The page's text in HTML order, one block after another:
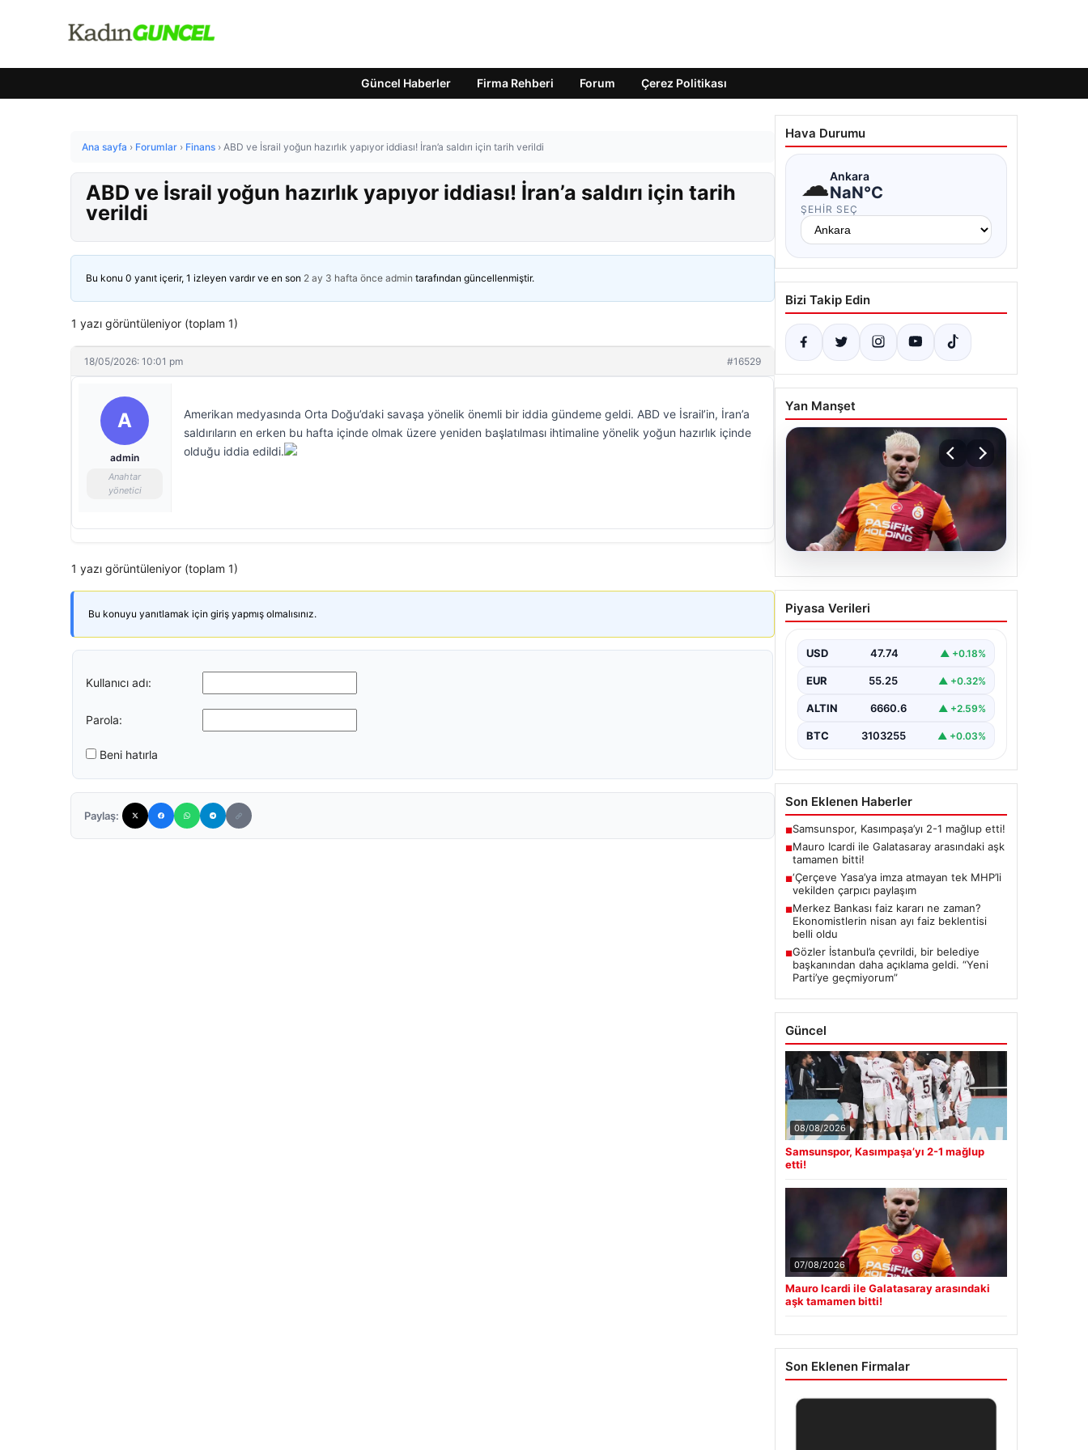
Güncel Haberler Firma Rehberi Forum Çerez Politikası
Ana sayfa › Forumlar › Finans › ABD ve İsrail yoğun hazırlık yapıyor iddiası! İran’a saldırı için tarih verildi
ABD ve İsrail yoğun hazırlık yapıyor iddiası! İran’a saldırı için tarih
verildi
Bu konu 0 yanıt içerir, 1 izleyen vardır ve en son 2 ay 3 hafta önce admin tarafından güncellenmiştir.
1 yazı görüntüleniyor (toplam 1)
18/05/2026: 10:01 pm #16529
A
admin
Anahtar
yönetici
Amerikan medyasında Orta Doğu’daki savaşa yönelik önemli bir iddia gündeme geldi. ABD ve İsrail’in, İran’a
saldırıların en erken bu hafta içinde olmak üzere yeniden başlatılması ihtimaline yönelik yoğun hazırlık içinde
olduğu iddia edildi.
1 yazı görüntüleniyor (toplam 1)
Bu konuyu yanıtlamak için giriş yapmış olmalısınız.
Kullanıcı adı:
Parola:
Beni hatırla
Paylaş:
Hava Durumu
☁Ankara
NaN°C
ŞEHIR SEÇ
Bizi Takip Edin
Yan Manşet
07.08.2026
Mauro Icardi ile
Galatasaray arasındaki
Piyasa Verileri
USD 47.74 ▲ +0.18%
EUR 55.25 ▲ +0.32%
ALTIN 6660.6 ▲ +2.59%
BTC 3103255 ▲ +0.03%
Son Eklenen Haberler
■Samsunspor, Kasımpaşa’yı 2-1 mağlup etti!
■Mauro Icardi ile Galatasaray arasındaki aşk
tamamen bitti!
■‘Çerçeve Yasa’ya imza atmayan tek MHP’li
vekilden çarpıcı paylaşım
■Merkez Bankası faiz kararı ne zaman?
Ekonomistlerin nisan ayı faiz beklentisi
belli oldu
■Gözler İstanbul’a çevrildi, bir belediye
başkanından daha açıklama geldi. “Yeni
Parti’ye geçmiyorum”
Güncel
08/08/2026
Samsunspor, Kasımpaşa’yı 2-1 mağlup
etti!
07/08/2026
Mauro Icardi ile Galatasaray arasındaki
aşk tamamen bitti!
Son Eklenen Firmalar